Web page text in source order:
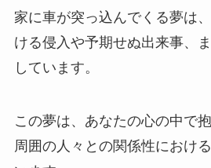
家に車が突っ込んでくる夢は
ける侵入や予期せぬ出来事、
しています。
この夢は、あなたの心の中で
周囲の人々との関係性におけ